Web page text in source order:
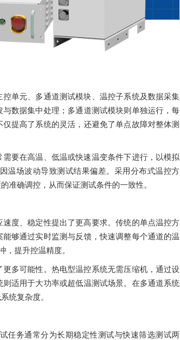
单元、多通道测试模块、温控子系统及数据采集
数据集中处理；多通道测试模块则单独运行，每
提高了系统的灵活，还避免了单点故障对整体测
要在高温、低温或快速温变条件下进行，以模拟
温场波动导致测试结果偏差。采用分布式温控方
准确调控，从而保证测试条件的一致性。
度、稳定性提出了更高要求。传统的单点温控方
够通过实时监测与反馈，快速调整每个通道的温
，提升控温精度。
多可能性。热电型温控系统无需压缩机，通过设
适用于大功率或超低温测试场景。在多通道系统
统复杂度。
任务通常分为长期稳定性测试与快速筛选测试两